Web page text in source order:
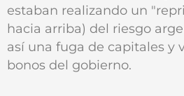
estaban realizando un
hacia arriba) del riesgo
así una fuga de capitales y
bonos del gobierno.